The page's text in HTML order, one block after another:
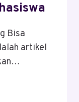
Bisa
artikel